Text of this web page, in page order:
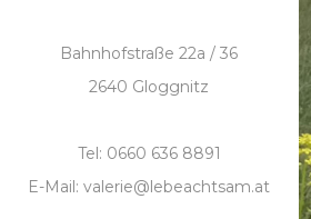
Bahnhofstraße 22a / 36
2640 Gloggnitz
Tel: 0660 636 8891
E-Mail: valerie@lebeachtsam.at